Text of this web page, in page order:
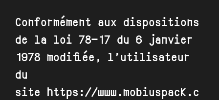
Conformément aux dispositions
de la loi 78-17 du 6 janvier
1978 modifiée, l’utilisateur
du
site
https://www.mobiuspack.c